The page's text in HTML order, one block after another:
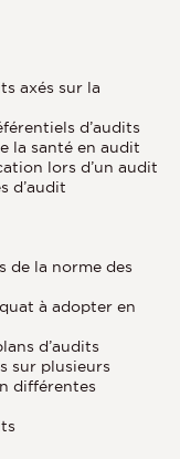
axés sur la
d’audits
la santé en audit
lors d’un audit
d’audit
de la norme des
à adopter en
d’audits
sur plusieurs
différentes